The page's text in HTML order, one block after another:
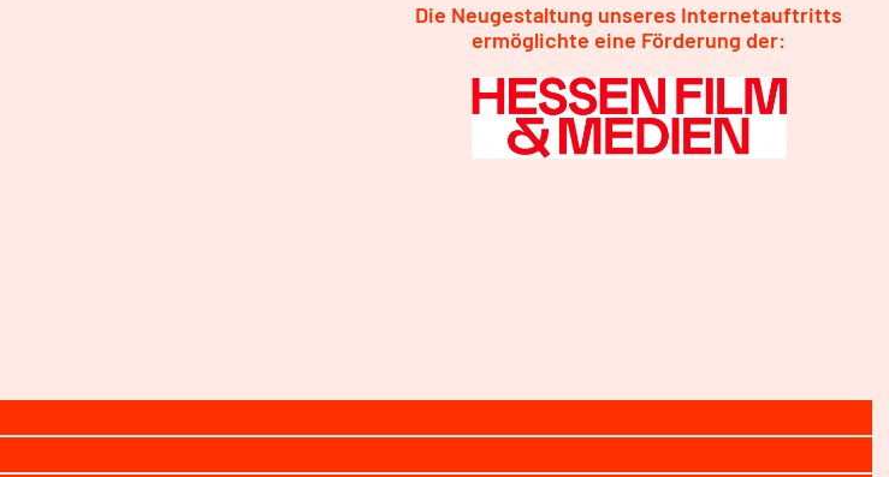
Die Neugestaltung unseres Internetauftritts
ermöglichte eine Förderung der: